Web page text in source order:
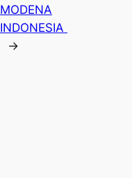
MODENA
INDONESIA
→